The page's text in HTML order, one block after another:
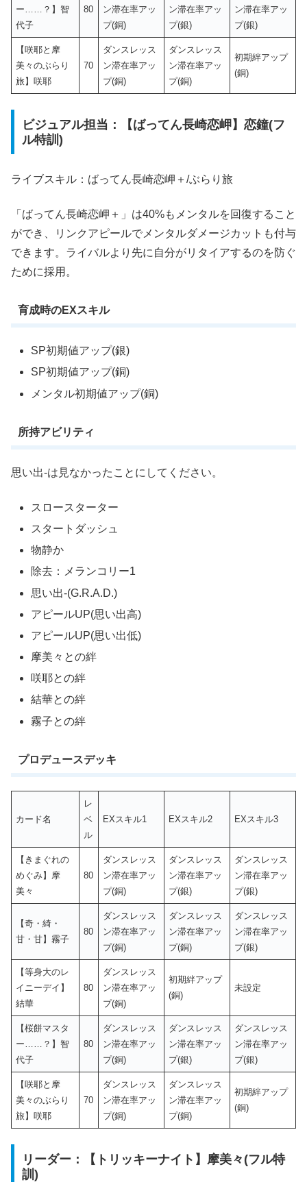
ー……？】智
代子
80
ン滞在率アッ
プ(銅)
ン滞在率アッ
プ(銀)
ン滞在率アッ
プ(銀)
【咲耶と摩
美々のぶらり
旅】咲耶
70
ダンスレッス
ン滞在率アッ
プ(銅)
ダンスレッス
ン滞在率アッ
プ(銅)
初期絆アップ
(銅)
ビジュアル担当：【ばってん長崎恋岬】恋鐘(フ
ル特訓)
ライブスキル：ばってん長崎恋岬＋/ぶらり旅
「ばってん長崎恋岬＋」は40%もメンタルを回復すること
ができ、リンクアピールでメンタルダメージカットも付与
できます。ライバルより先に自分がリタイアするのを防ぐ
ために採用。
育成時のEXスキル
SP初期値アップ(銀)
SP初期値アップ(銅)
メンタル初期値アップ(銅)
所持アビリティ
思い出-は見なかったことにしてください。
スロースターター
スタートダッシュ
物静か
除去：メランコリー1
思い出-(G.R.A.D.)
アピールUP(思い出高)
アピールUP(思い出低)
摩美々との絆
咲耶との絆
結華との絆
霧子との絆
プロデュースデッキ
カード名
レ
ベ
ル
EXスキル1 EXスキル2 EXスキル3
【きまぐれの
めぐみ】摩
美々
80
ダンスレッス
ン滞在率アッ
プ(銅)
ダンスレッス
ン滞在率アッ
プ(銀)
ダンスレッス
ン滞在率アッ
プ(銀)
【奇・綺・
甘・甘】霧子
80
ダンスレッス
ン滞在率アッ
プ(銅)
ダンスレッス
ン滞在率アッ
プ(銅)
ダンスレッス
ン滞在率アッ
プ(銀)
【等身大のレ
イニーデイ】
結華
80
ダンスレッス
ン滞在率アッ
プ(銅)
初期絆アップ
(銅)
未設定
【桜餅マスタ
ー……？】智
代子
80
ダンスレッス
ン滞在率アッ
プ(銅)
ダンスレッス
ン滞在率アッ
プ(銀)
ダンスレッス
ン滞在率アッ
プ(銀)
【咲耶と摩
美々のぶらり
旅】咲耶
70
ダンスレッス
ン滞在率アッ
プ(銅)
ダンスレッス
ン滞在率アッ
プ(銅)
初期絆アップ
(銅)
リーダー：【トリッキーナイト】摩美々(フル特
訓)